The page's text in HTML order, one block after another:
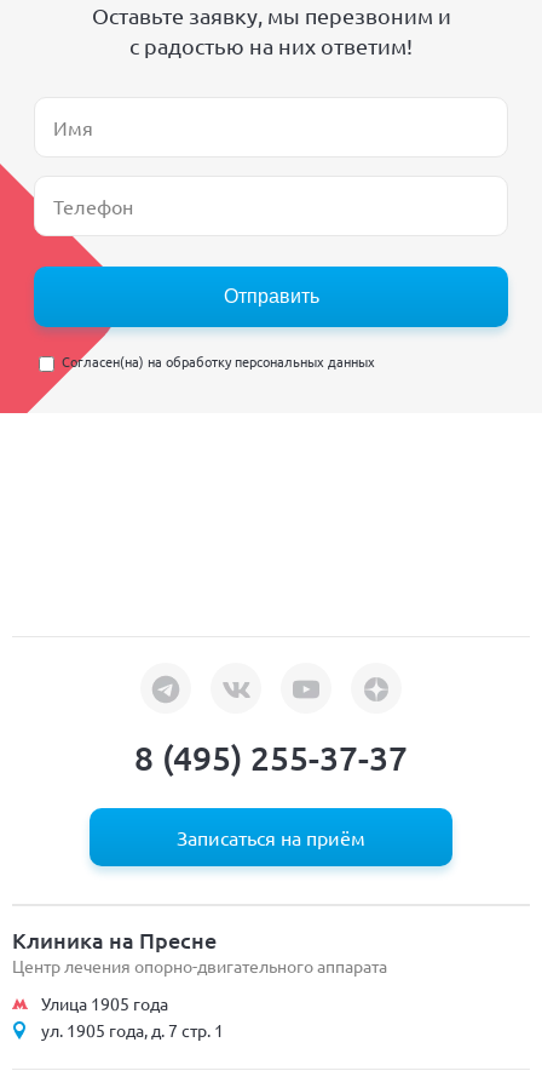
Оставьте заявку, мы перезвоним и
с радостью на них ответим!
Отправить
Согласен(на) на обработку персональных данных
8 (495) 255-37-37
Записаться на приём
Клиника на Пресне
Центр лечения опорно-двигательного аппарата
Улица 1905 года
ул. 1905 года, д. 7 стр. 1